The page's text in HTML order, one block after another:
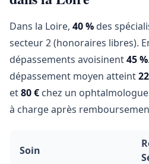
Dans la Loire, 40 % des
secteur 2 (honoraires libres).
dépassements avoisinent45 %
dépassement moyen atteint
et80 € chez un
à charge après
Soin